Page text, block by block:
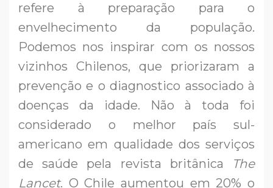
refere à preparação para o
envelhecimento da população.
Podemos nos inspirar com os nossos
vizinhos Chilenos, que priorizaram a
prevenção e o diagnostico associado à
doenças da idade. Não à toda foi
considerado o melhor país sul-
americano em qualidade dos serviços
de saúde pela revista britânica
The
Lancet. O Chile aumentou em 20% o